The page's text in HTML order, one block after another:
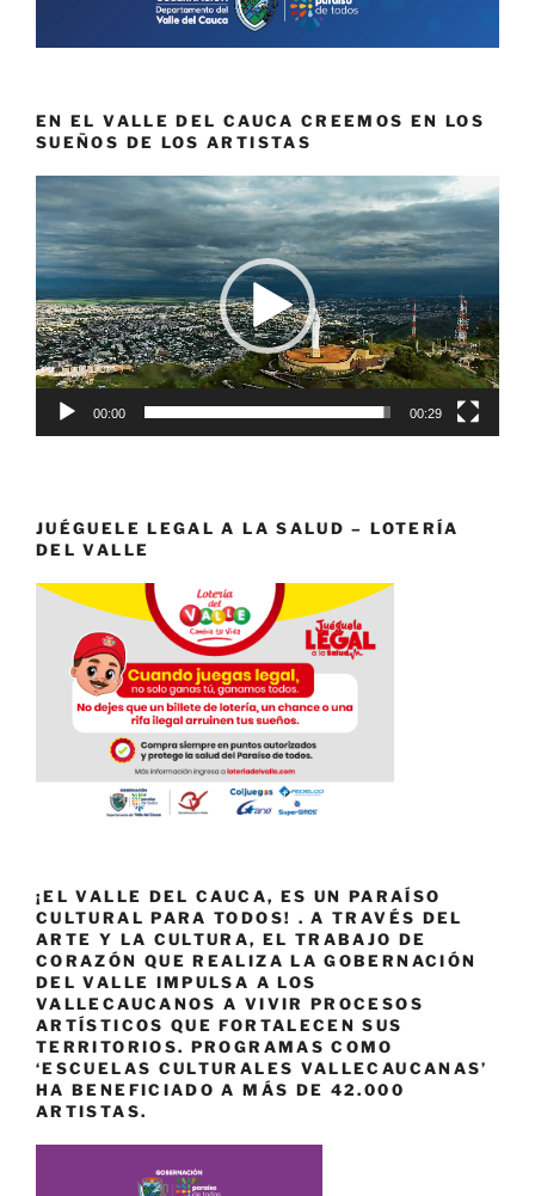
EN EL VALLE DEL CAUCA CREEMOS EN LOS
SUEÑOS DE LOS ARTISTAS
Reproductor
de
vídeo
00:00 00:29
JUÉGUELE LEGAL A LA SALUD – LOTERÍA
DEL VALLE
¡EL VALLE DEL CAUCA, ES UN PARAÍSO
CULTURAL PARA TODOS! . A TRAVÉS DEL
ARTE Y LA CULTURA, EL TRABAJO DE
CORAZÓN QUE REALIZA LA GOBERNACIÓN
DEL VALLE IMPULSA A LOS
VALLECAUCANOS A VIVIR PROCESOS
ARTÍSTICOS QUE FORTALECEN SUS
TERRITORIOS. PROGRAMAS COMO
‘ESCUELAS CULTURALES VALLECAUCANAS’
HA BENEFICIADO A MÁS DE 42.000
ARTISTAS.